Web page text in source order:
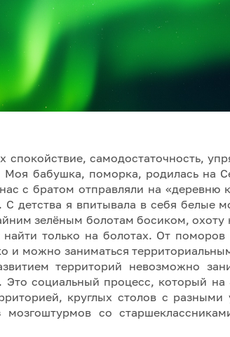
самодостаточность,
бабушка, поморка, родилась на
с братом отправляли на «деревню
детства я впитывала в себя белые
зелёным болотам босиком, охоту
только на болотах. От
и можно заниматься
территорий невозможно
Это социальный процесс, который на
круглых столов с разными
со